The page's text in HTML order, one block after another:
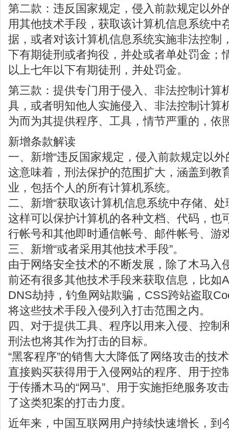
第二款：违反国家规定，侵入前款规定以外
用其他技术手段，获取该计算机信息系统中
据，或者对该计算机信息系统实施非法控制
下有期徒刑或者拘役，并处或者单处罚金；
以上七年以下有期徒刑，并处罚金。
第三款：提供专门用于侵入、非法控制计算
具，或者明知他人实施侵入、非法控制计算
为而为其提供程序、工具，情节严重的，依
新增条款解读
一、新增“违反国家规定，侵入前款规定以
这意味着，刑法保护的范围扩大，涵盖到教
业，包括个人的所有计算机系统。
二、新增“获取该计算机信息系统中存储、
这样可以保护计算机的各种文档、代码，也
行帐号和其他即时通信帐号、邮件帐号、游
三、新增“或者采用其他技术手段”。
由于网络安全技术的不断发展，除了木马入
前还有很多其他技术手段来获取信息，比如
DNS劫持，钓鱼网站欺骗，CSS跨站盗取
将这些技术手段入侵列入打击范围之内。
四、对于提供工具、程序以用来入侵、控制
刑法也将其作为打击的目标。
“黑客程序”的销售大大降低了网络攻击的技
直接购买获得用于入侵网站的程序、用于控
于传播木马的“网马”、用于实施拒绝服务攻
了这类犯案的打击力度。
近年来，中国互联网用户持续快速增长，到